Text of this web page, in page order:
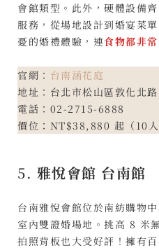
會館類型。此外，硬體設備
服務，從場地設計到婚宴菜
憂的婚禮體驗，連食物都非
官網： 台南涵花庭
地址：台北市松山區敦化北
電話：02-2715-6888
價位：NT$38,880 起（10人
5. 雅悅會館 台南館
台南雅悅會館位於南紡購物
室內雙證婚場地。挑高 8 米
拍照背板也大受好評！擁有